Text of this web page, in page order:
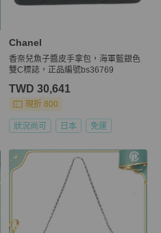
Chanel
香奈兒魚子醬皮手拿包，海軍藍銀色
雙C標誌，正品編號bs36769
TWD 30,641
現折 800
狀況尚可 日本 免運